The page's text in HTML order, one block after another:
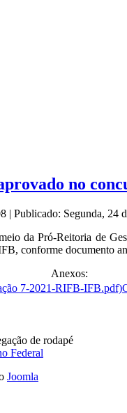
no
| Publicado: Segunda, 24
da Pró-Reitoria de
conforme documento
Anexos:
de rodapé
Joomla